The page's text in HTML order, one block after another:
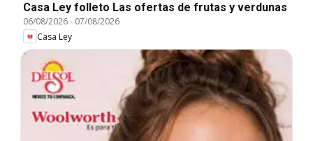
Casa Ley folleto Las ofertas de frutas y verdunas
06/08/2026- 07/08/2026
Casa Ley